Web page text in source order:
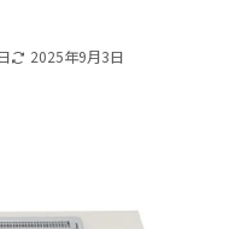
2025年9月3日